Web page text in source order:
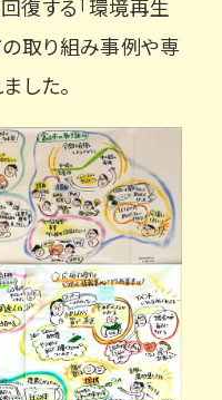
復する「環境再生
の取り組み事例や専
した。